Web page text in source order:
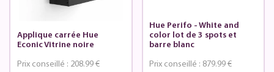
Applique carrée Hue
Econic Vitrine noire
Prix conseillé : 208.99 €
Hue Perifo - White and
color lot de 3 spots et
barre blanc
Prix conseillé : 879.99 €